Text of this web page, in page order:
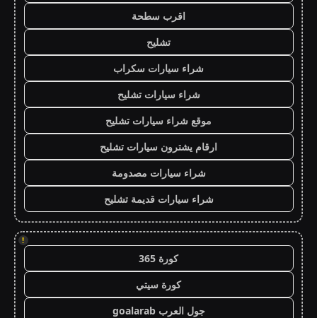
اقرب سطحة
تشليح
شراء سيارات سكراب
شراء سيارات تشليح
موقع شراء سيارات تشليح
ارقام يشترون سيارات تشليح
شراء سيارات مصدومة
شراء سيارات قديمة تشليح
!
كورة 365
كورة سيتي
جول العرب goalarab